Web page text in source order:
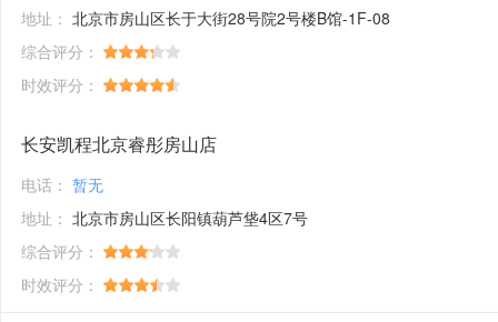
地址： 北京市房山区长于大街28号院2号楼B馆-1F-08
综合评分：
时效评分：
长安凯程北京睿彤房山店
电话： 暂无
地址： 北京市房山区长阳镇葫芦垡4区7号
综合评分：
时效评分：